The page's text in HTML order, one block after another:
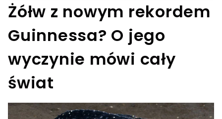
Żółw z nowym rekordem
Guinnessa? O jego
wyczynie mówi cały
świat